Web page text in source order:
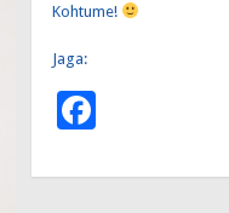
Kohtume!
Jaga:
e